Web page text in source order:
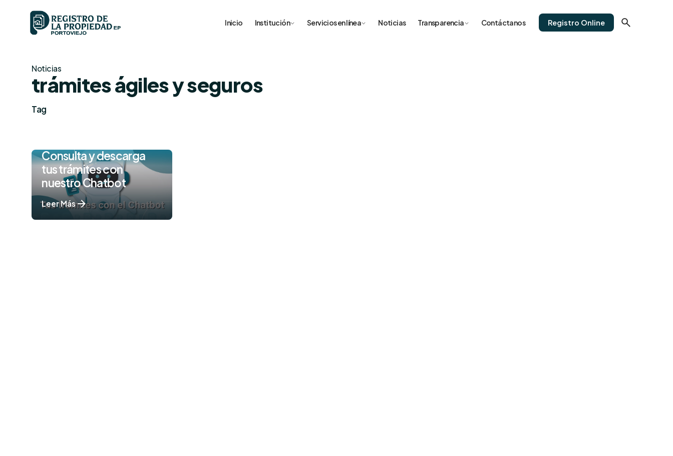
content
Inicio Institución Servicios en línea Noticias Transparencia Contáctanos Registro Online
Noticias
trámites ágiles y seguros
Tag
Consulta y descarga
tus trámites con
nuestro Chatbot
Leer Más